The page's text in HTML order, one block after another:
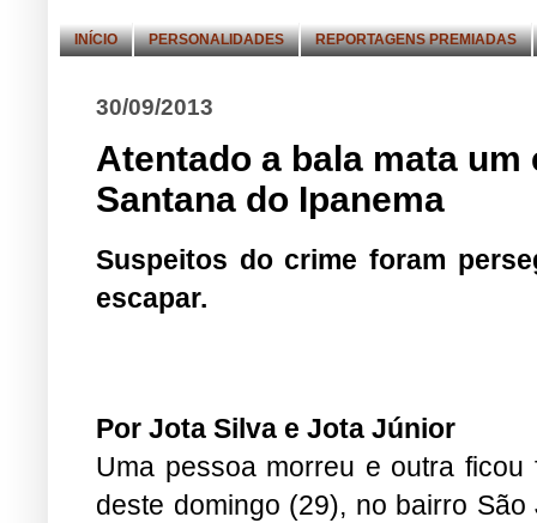
INÍCIO PERSONALIDADES REPORTAGENS PREMIADAS
30/09/2013
Atentado a bala mata
Santana do Ipanema
Suspeitos do crime foram
escapar.
Por Jota Silva e Jota Júnior
Uma pessoa morreu e outra
deste domingo (29), no bairro